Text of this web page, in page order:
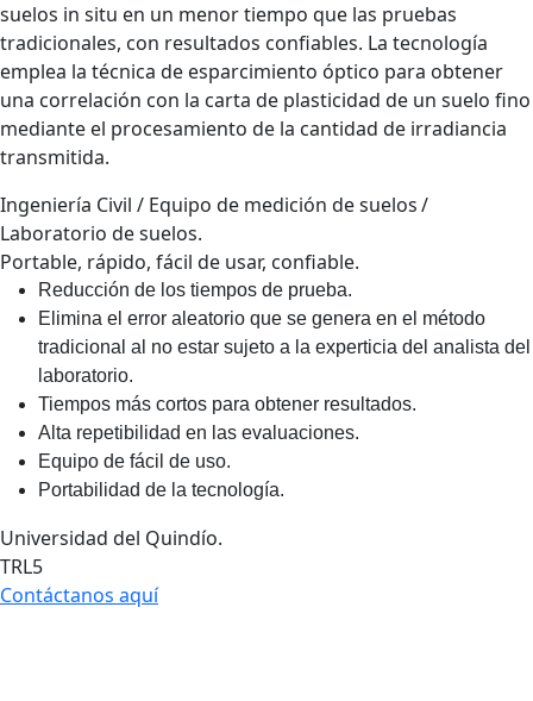
suelos in situ en un menor tiempo que las pruebas
tradicionales, con resultados confiables. La tecnología
emplea la técnica de esparcimiento óptico para obtener
una correlación con la carta de plasticidad de un suelo fino
mediante el procesamiento de la cantidad de irradiancia
transmitida.
Ingeniería Civil / Equipo de medición de suelos /
Laboratorio de suelos.
Portable, rápido, fácil de usar, confiable.
Reducción de los tiempos de prueba.
Elimina el error aleatorio que se genera en el método
tradicional al no estar sujeto a la experticia del analista del
laboratorio.
Tiempos más cortos para obtener resultados.
Alta repetibilidad en las evaluaciones.
Equipo de fácil de uso.
Portabilidad de la tecnología.
Universidad del Quindío.
TRL5
Contáctanos aquí